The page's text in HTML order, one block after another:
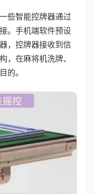
些智能控牌器通过
。手机端软件预设
，控牌器接收到信
，在麻将机洗牌、
的。